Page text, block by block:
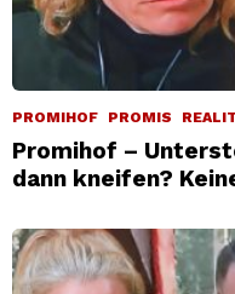
PROMIHOF PROMIS
Promihof –
dann kneifen?